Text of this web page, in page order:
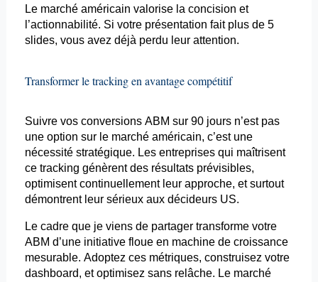
Le marché américain valorise la concision et
l’actionnabilité. Si votre présentation fait plus de 5
slides, vous avez déjà perdu leur attention.
Transformer letrackingen avantage compétitif
Suivre vos conversions ABM sur 90 jours n’est pas
une option sur le marché américain, c’est une
nécessité stratégique. Les entreprises qui maîtrisent
ce tracking génèrent des résultats prévisibles,
optimisent continuellement leur approche, et surtout
démontrent leur sérieux aux décideurs US.
Le cadre que je viens de partager transforme votre
ABM d’une initiative floue en machine de croissance
mesurable. Adoptez ces métriques, construisez votre
dashboard, et optimisez sans relâche. Le marché